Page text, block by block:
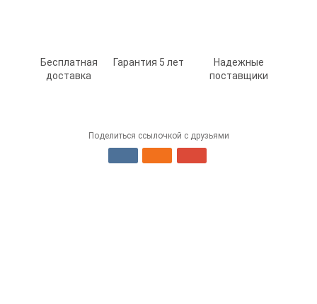
Бесплатная
доставка
Гарантия 5 лет
Надежные
поставщики
Поделиться ссылочкой с друзьями